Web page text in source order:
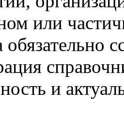
или
обязательно
и